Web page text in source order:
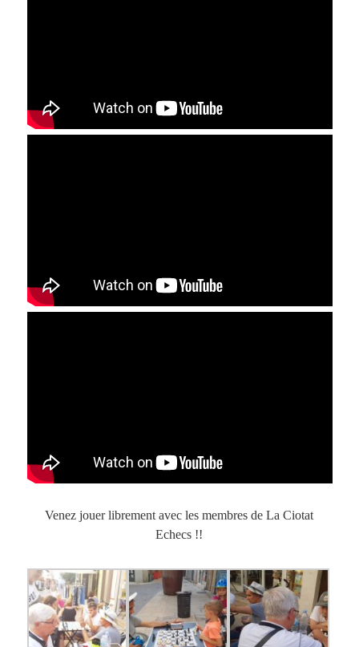
Venez jouer librement avec les membres de La Ciotat
Echecs !!